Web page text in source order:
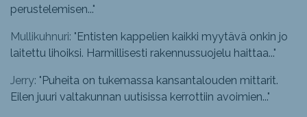
perustelemisen..."
Mullikuhnuri: "Entisten kappelien kaikki myytävä onkin jo
laitettu lihoiksi. Harmillisesti rakennussuojelu haittaa..."
Jerry: "Puheita on tukemassa kansantalouden mittarit.
Eilen juuri valtakunnan uutisissa kerrottiin avoimien..."